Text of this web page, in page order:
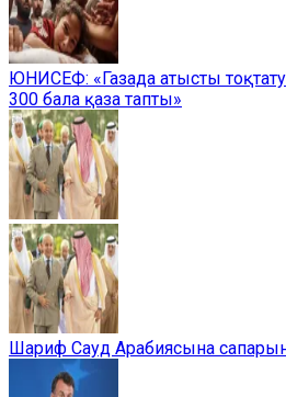
ЮНИСЕФ: «Газада атысты
300 бала қаза тапты»
Шариф Сауд Арабиясына